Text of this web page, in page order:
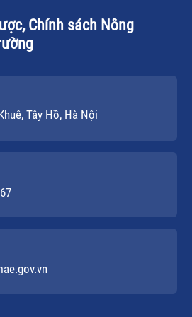
Chính sách Nông
Tây Hồ, Hà Nội